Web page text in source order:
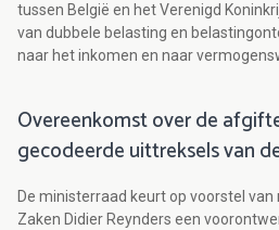
tussen België en het Verenigd
van dubbele belasting en
naar het inkomen en naar
Overeenkomst over de
gecodeerde uittreksels van
De ministerraad keurt op voorstel
Zaken Didier Reynders een